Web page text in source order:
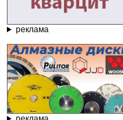
реклама